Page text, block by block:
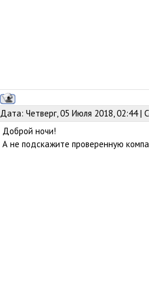
Дата: Четверг, 05 Июля 2018, 02:44 |
Доброй ночи!
А не подскажите проверенную